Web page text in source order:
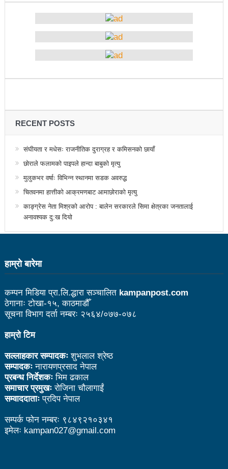
चितवनको माडीमा सम्पन्न मैयादेवि महिला क्रिकेट सिरिजको
उपाधि नवलपरासीलाई
चौथो सुनवल महोत्सव भोलिदेखि सुरु हुँदै
प्रमुख प्रशासकीय अधिकृतको सरुवा रोक्न पालिका
अध्यक्षसहित कर्मचारीको आन्दोलन
अफगानिस्तानलाई हरायो
पूर्वमन्त्री अधिकारीविरुद्ध मुद्दा नचल्ने
आगामी चुनावमा भाग लिने नेत्रविक्रम चन्दको संकेत
२८५ कैदीबन्दीलाई जेलबाहिर बस्ने सुविधा
अब धरहरा चढ्न पैसा, पार्किङ शुल्क पनि लाग्ने
सडक फोहोर गरेको भन्दै एमालेलाई महानगरको १ लाख जरिवाना
दिन सुरु
नेकपा बहुमतको नवौं महाधिवेशन माघ ४ गतेदेखि काठमाडौँमा
राजश्व संकलनमा करिब १७ प्रतशितले वृद्धि
टिकट नपाउँदा १४ सय श्रमिक कोरिया उड्न पाएनन्
कीर्तिपुरलाई नेपालकै नमूना नगर बनाउने मेरो योजना छ-
प्रा.डा.शिवशरण महर्जन, मेयरका उम्मेदवार, कीर्तिपुर नगरपालिका
उपनिर्वाचन: ३१ जनाको उम्मेदवारी फिर्ता, रुकुमपूर्वमा काँग्रेस
आज उम्मेदवारको अन्तिम नामावली प्रकाशन हुँदै
RECENT POSTS
संघीयता र मधेसः राजनीतिक दुराग्रह र कमिसनको छायाँ
छोराले फलामको पाइपले हान्दा बाबुको मृत्यु
मुलुकभर वर्षाः विभिन्न स्थानमा सडक अवरुद्ध
चितवनमा हात्तीको आक्रमणबाट आमाछोराको मृत्यु
काङ्ग्रेस नेता मिश्रको आरोप : बालेन सरकारले सिमा क्षेत्रका जनतालाई
अनावश्यक दु:ख दियो
हाम्राे बारेमा
कम्पन मिडिया प्रा.लि.द्धारा सञ्चालित kampanpost.com
ठेगानाः टोखा-१५, काठमाडौँ
सूचना विभाग दर्ता नम्बरः २५६४/०७७-०७८
हाम्रो टिम
सल्लाहकार सम्पादकःशुभलाल श्रेष्ठ
सम्पादकःनारायणप्रसाद नेपाल
प्रबन्ध निर्देशकःभिम ढकाल
समाचार प्रमुखःरोजिना चौलागाईं
सम्वाददाताःप्रदिप नेपाल
सम्पर्क फोन नम्बरः ९८४९२१०३४१
इमेलः kampan027@gmail.com